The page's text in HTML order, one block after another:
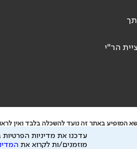
הר"י
המופיע באתר זה נועד להשכלה בלבד ואין
מידע אישי לצורך מתן השרות וכי חלק
עדכנו את מדיניות
מוזמנים/ות לקרוא את